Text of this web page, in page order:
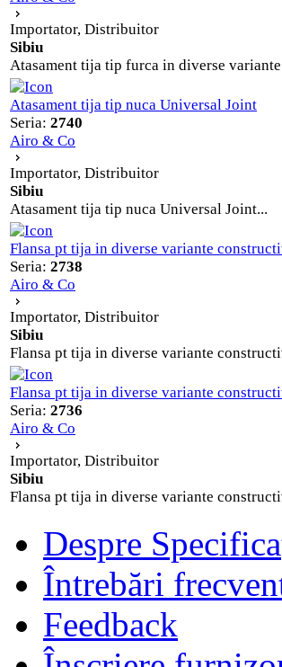
Importator, Distribuitor
Sibiu
Atasament tija tip furca in diverse
Atasament tija tip nuca Universal Joint
Seria: 2740
Airo & Co
Importator, Distribuitor
Sibiu
Atasament tija tip nuca Universal Joint...
Flansa pt tija in diverse variante
Seria: 2738
Airo & Co
Importator, Distribuitor
Sibiu
Flansa pt tija in diverse variante
Flansa pt tija in diverse variante
Seria: 2736
Airo & Co
Importator, Distribuitor
Sibiu
Flansa pt tija in diverse variante
Despre
Întrebări
Feedback